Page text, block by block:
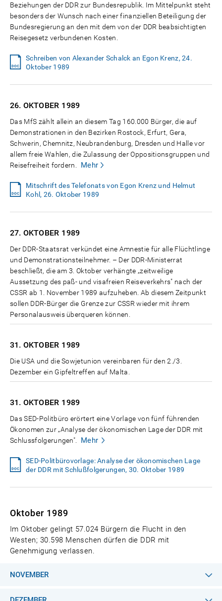
Beziehungen der DDR zur Bundesrepublik. Im Mittelpunkt steht
besonders der Wunsch nach einer finanziellen Beteiligung der
Bundesregierung an den mit dem von der DDR beabsichtigten
Reisegesetz verbundenen Kosten.
Schreiben von Alexander Schalck an Egon Krenz, 24.
Oktober 1989
26. OKTOBER 1989
Das MfS zählt allein an diesem Tag 160.000 Bürger, die auf
Demonstrationen in den Bezirken Rostock, Erfurt, Gera,
Schwerin, Chemnitz, Neubrandenburg, Dresden und Halle vor
allem freie Wahlen, die Zulassung der Oppositionsgruppen und
Reisefreiheit fordern.
Mehr
Mitschrift des Telefonats von Egon Krenz und Helmut
Kohl, 26. Oktober 1989
27. OKTOBER 1989
Der DDR-Staatsrat verkündet eine Amnestie für alle Flüchtlinge
und Demonstrationsteilnehmer. – Der DDR-Ministerrat
beschließt, die am 3. Oktober verhängte „zeitweilige
Aussetzung des paß- und visafreien Reiseverkehrs" nach der
CSSR ab 1. November 1989 aufzuheben. Ab diesem Zeitpunkt
sollen DDR-Bürger die Grenze zur CSSR wieder mit ihrem
Personalausweis überqueren können.
31. OKTOBER 1989
Die USA und die Sowjetunion vereinbaren für den 2./3.
Dezember ein Gipfeltreffen auf Malta.
31. OKTOBER 1989
Das SED-Politbüro erörtert eine Vorlage von fünf führenden
Ökonomen zur „Analyse der ökonomischen Lage der DDR mit
Schlussfolgerungen".
Mehr
SED-Politbürovorlage: Analyse der ökonomischen Lage
der DDR mit Schlußfolgerungen, 30. Oktober 1989
Oktober 1989
Im Oktober gelingt 57.024 Bürgern die Flucht in den
Westen; 30.598 Menschen dürfen die DDR mit
Genehmigung verlassen.
NOVEMBER